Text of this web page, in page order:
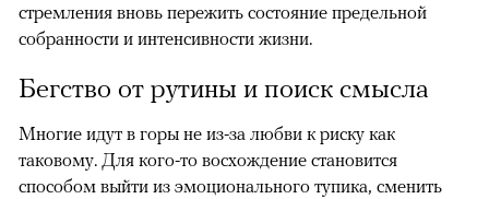
стремления вновь пережить состояние предельной
собранности и интенсивности жизни.
Бегство от рутины и поиск смысла
Многие идут в горы не из-за любви к риску как
таковому. Для кого-то восхождение становится
способом выйти из эмоционального тупика, сменить